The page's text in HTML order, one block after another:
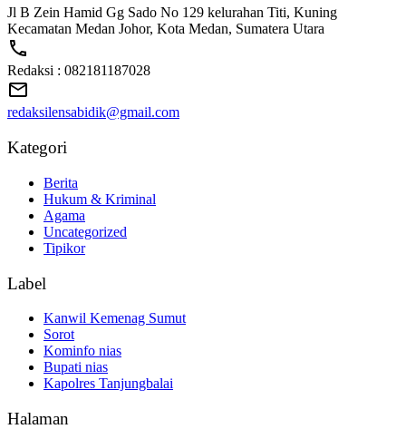
Jl B Zein Hamid Gg Sado No 129 kelurahan Titi, Kuning
Kecamatan Medan Johor, Kota Medan, Sumatera Utara
Redaksi : 082181187028
redaksilensabidik@gmail.com
Kategori
Berita
Hukum & Kriminal
Agama
Uncategorized
Tipikor
Label
Kanwil Kemenag Sumut
Sorot
Kominfo nias
Bupati nias
Kapolres Tanjungbalai
Halaman